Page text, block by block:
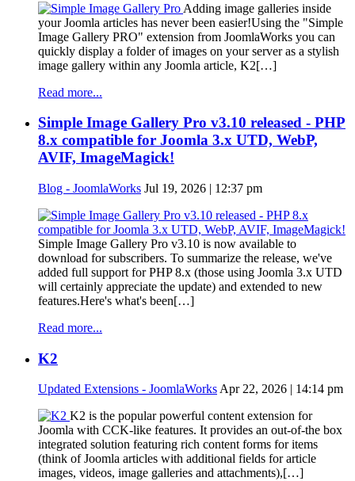
Adding image galleries inside
your Joomla articles has never been easier!Using the "Simple
Image Gallery PRO" extension from JoomlaWorks you can
quickly display a folder of images on your server as a stylish
image gallery within any Joomla article, K2[…]
Read more...
Simple Image Gallery Pro v3.10 released - PHP
8.x compatible for Joomla 3.x UTD, WebP,
AVIF, ImageMagick!
Blog - JoomlaWorks Jul 19, 2026 | 12:37 pm
Simple Image Gallery Pro v3.10 is now available to
download for subscribers. To summarize the release, we've
added full support for PHP 8.x (those using Joomla 3.x UTD
will certainly appreciate the update) and extended to new
features.Here's what's been[…]
Read more...
K2
Updated Extensions - JoomlaWorksApr 22, 2026 | 14:14 pm
K2 is the popular powerful content extension for
Joomla with CCK-like features. It provides an out-of-the box
integrated solution featuring rich content forms for items
(think of Joomla articles with additional fields for article
images, videos, image galleries and attachments),[…]